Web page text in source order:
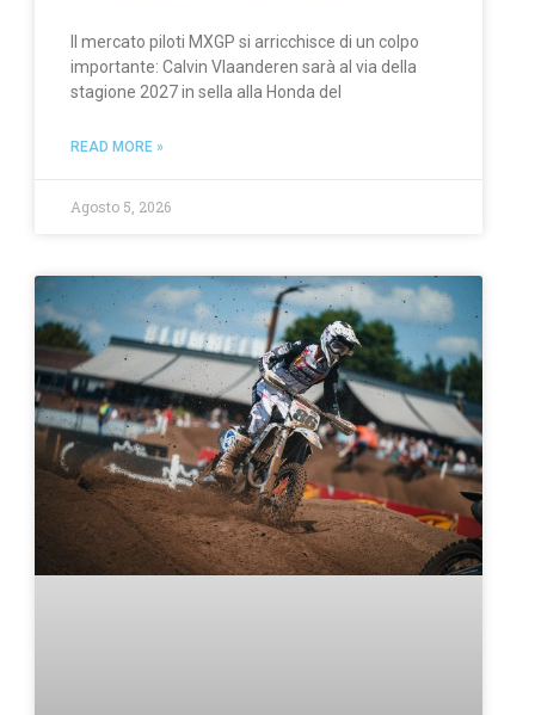
Il mercato piloti MXGP si arricchisce di un colpo
importante: Calvin Vlaanderen sarà al via della
stagione 2027 in sella alla Honda del
READ MORE »
Agosto 5, 2026